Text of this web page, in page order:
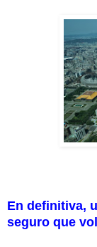
En definitiva,
seguro que